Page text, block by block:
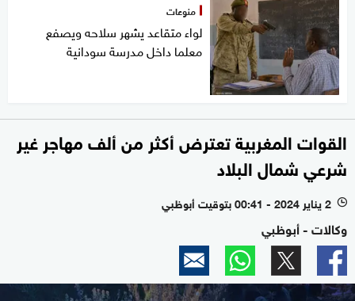
منوعات
لواء متقاعد يشهر سلاحه ويصفع
معلما داخل مدرسة سودانية
القوات المغربية تعترض أكثر من ألف مهاجر غير
شرعي شمال البلاد
l 2 يناير 2024 - 00:41 بتوقيت أبوظبي
وكالات - أبوظبي